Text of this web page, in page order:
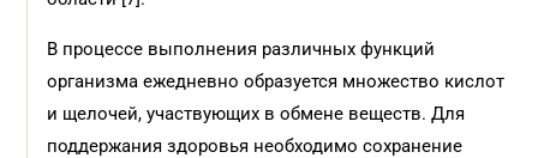
В процессе выполнения различных функций
организма ежедневно образуется множество кислот
и щелочей, участвующих в обмене веществ. Для
поддержания здоровья необходимо сохранение